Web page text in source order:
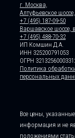
г. Москва,
Алтуфьевское
+7 (495) 187-09-50
Варшавское шоссе,
+7 (495) 488-70-32
ИП Комшин Д.А.
ИНН 325200791053
ОГРН
Политика
персональных
Все цены,
информация и не
положениями